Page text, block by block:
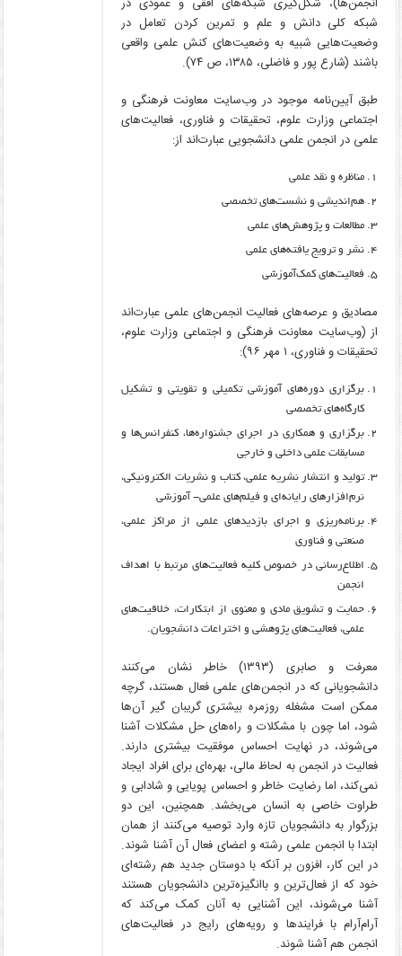
شبکه کلی دانش و علم و تمرین کردن تعامل در
وضعیت‌هایی شبیه به وضعیت‌های کنش علمی واقعی
باشند (شارع پور و فاضلی، ۱۳۸۵، ص ۷۴).
طبق آیین‌نامه موجود در وب‌سایت معاونت فرهنگی و
اجتماعی وزارت علوم، تحقیقات و فناوری، فعالیت‌های
علمی در انجمن علمی دانشجویی عبارت‌اند از:
مناظره و نقد علمی
هم‌اندیشی و نشست‌های تخصصی
مطالعات و پژوهش‌های علمی
نشر و ترویج یافته‌های علمی
فعالیت‌های کمک‌آموزشی
مصادیق و عرصه‌های فعالیت انجمن‌های علمی عبارت‌اند
از (وب‌سایت معاونت فرهنگی و اجتماعی وزارت علوم،
تحقیقات و فناوری، ۱ مهر ۹۶):
برگزاری دوره‌های آموزشی تکمیلی و تقویتی و تشکیل
کارگاه‌های تخصصی
برگزاری و همکاری در اجرای جشنواره‌ها، کنفرانس‌ها و
مسابقات علمی داخلی و خارجی
تولید و انتشار نشریه علمی، کتاب و نشریات الکترونیکی،
نرم‌افزارهای رایانه‌ای و فیلم‌های علمی- آموزشی
برنامه‌ریزی و اجرای بازدیدهای علمی از مراکز علمی،
صنعتی و فناوری
اطلاع‌رسانی در خصوص کلیه فعالیت‌های مرتبط با اهداف
انجمن
حمایت و تشویق مادی و معنوی از ابتکارات، خلاقیت‌های
علمی، فعالیت‌های پژوهشی و اختراعات دانشجویان.
معرفت و صابری (۱۳۹۳) خاطر نشان می‌کنند
دانشجویانی که در انجمن‌های علمی فعال هستند، گرچه
ممکن است مشغله روزمره بیشتری گریبان گیر آن‌ها
شود، اما چون با مشکلات و راه‌های حل مشکلات آشنا
می‌شوند، در نهایت احساس موفقیت بیشتری دارند.
فعالیت در انجمن به لحاظ مالی، بهره‌ای برای افراد ایجاد
نمی‌کند، اما رضایت خاطر و احساس پویایی و شادابی و
طراوت خاصی به انسان می‌بخشد. همچنین، این دو
بزرگوار به دانشجویان تازه وارد توصیه می‌کنند از همان
ابتدا با انجمن علمی رشته و اعضای فعال آن آشنا شوند.
در این کار، افزون بر آنکه با دوستان جدید هم رشته‌ای
خود که از فعال‌‎تر‎ین و باانگیزه‌ترین دانشجویان هستند
آشنا می‌شوند، این آشنایی به آنان کمک می‌‎کند که
آرام‌آرام با فرایندها و رویه‌‎های رایج در فعالیت‌‎های
انجمن هم آشنا شوند.